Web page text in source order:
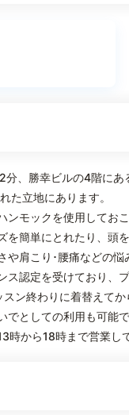
、勝幸ビルの4階に
た立地にあります。
ンモックを使用して
を簡単にとれたり、頭
肩こり･腰痛などの
認定を受けており、
ン終わりに着替えて
としての利用も可能で
時から18時まで営業し